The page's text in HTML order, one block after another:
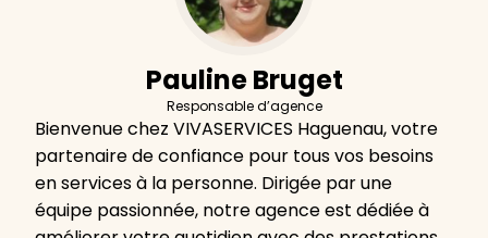
Pauline Bruget
Responsable d’agence
Bienvenue chez VIVASERVICES Haguenau, votre
partenaire de confiance pour tous vos besoins
en services à la personne. Dirigée par une
équipe passionnée, notre agence est dédiée à